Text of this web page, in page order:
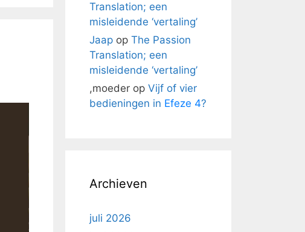
Translation; een
misleidende ‘vertaling’
Jaap op The Passion
Translation; een
misleidende ‘vertaling’
,moeder op Vijf of vier
bedieningen in Efeze 4?
Archieven
juli 2026